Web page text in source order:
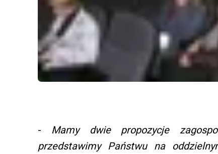
- Mamy dwie propozycje
przedstawimy Państwu na